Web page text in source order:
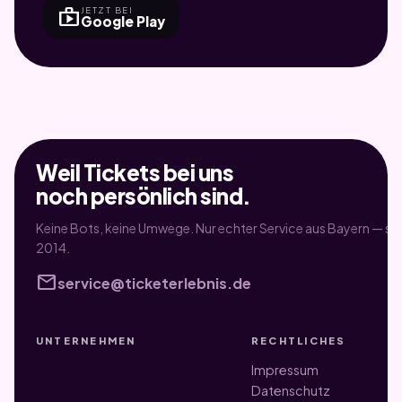
shop JETZT BEI
Google Play
Weil Tickets bei uns
noch persönlich sind.
Keine Bots, keine Umwege. Nur echter Service aus Bayern —
2014.
mailservice@ticketerlebnis.de
UNTERNEHMEN RECHTLICHES
Impressum
Datenschutz